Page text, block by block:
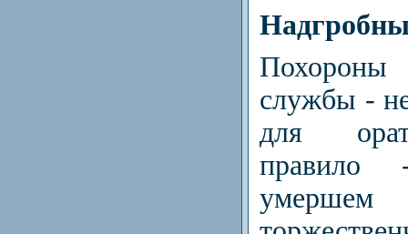
службы -
для
правило